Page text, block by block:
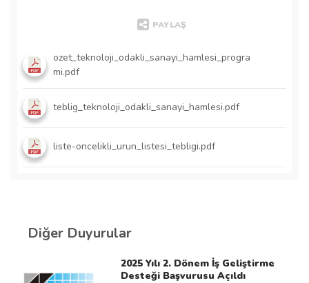
PAYLAŞ
ozet_teknoloji_odakli_sanayi_hamlesi_progra
mi.pdf
teblig_teknoloji_odakli_sanayi_hamlesi.pdf
liste-oncelikli_urun_listesi_tebligi.pdf
Diğer Duyurular
2025 Yılı 2. Dönem İş Geliştirme
Desteği Başvurusu Açıldı